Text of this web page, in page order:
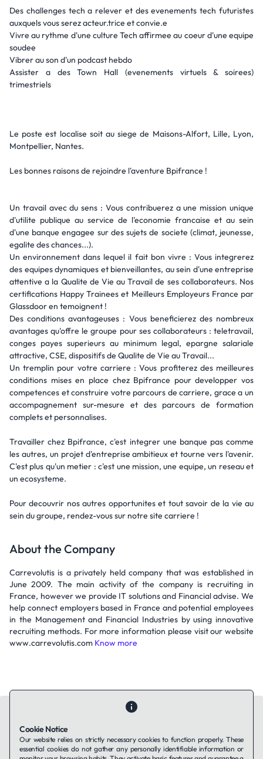
Des challenges tech a relever et des evenements tech futuristes
auxquels vous serez acteur.trice et convie.e
Vivre au rythme d'une culture Tech affirmee au coeur d'une equipe
soudee
Vibrer au son d'un podcast hebdo
Assister a des Town Hall (evenements virtuels & soirees)
trimestriels
Le poste est localise soit au siege de Maisons-Alfort, Lille, Lyon,
Montpellier, Nantes.
Les bonnes raisons de rejoindre l'aventure Bpifrance !
Un travail avec du sens : Vous contribuerez a une mission unique
d'utilite publique au service de l'economie francaise et au sein
d'une banque engagee sur des sujets de societe (climat, jeunesse,
egalite des chances...).
Un environnement dans lequel il fait bon vivre : Vous integrerez
des equipes dynamiques et bienveillantes, au sein d'une entreprise
attentive a la Qualite de Vie au Travail de ses collaborateurs. Nos
certifications Happy Trainees et Meilleurs Employeurs France par
Glassdoor en temoignent !
Des conditions avantageuses : Vous beneficierez des nombreux
avantages qu'offre le groupe pour ses collaborateurs : teletravail,
conges payes superieurs au minimum legal, epargne salariale
attractive, CSE, dispositifs de Qualite de Vie au Travail...
Un tremplin pour votre carriere : Vous profiterez des meilleures
conditions mises en place chez Bpifrance pour developper vos
competences et construire votre parcours de carriere, grace a un
accompagnement sur-mesure et des parcours de formation
complets et personnalises.
Travailler chez Bpifrance, c'est integrer une banque pas comme
les autres, un projet d'entreprise ambitieux et tourne vers l'avenir.
C'est plus qu'un metier : c'est une mission, une equipe, un reseau et
un ecosysteme.
Pour decouvrir nos autres opportunites et tout savoir de la vie au
sein du groupe, rendez-vous sur notre site carriere !
About the Company
Carrevolutis is a privately held company that was established in
June 2009. The main activity of the company is recruiting in
France, however we provide IT solutions and Financial advise. We
help connect employers based in France and potential employees
in the Management and Financial Industries by using innovative
recruiting methods. For more information please visit our website
www.carrevolutis.com Know more
Contact UsAbout UsCompanies using TAFFinPrivacy Policy
Cookie Notice
Our website relies on strictly necessary cookies to function properly. These
essential cookies do not gather any personally identifiable information or